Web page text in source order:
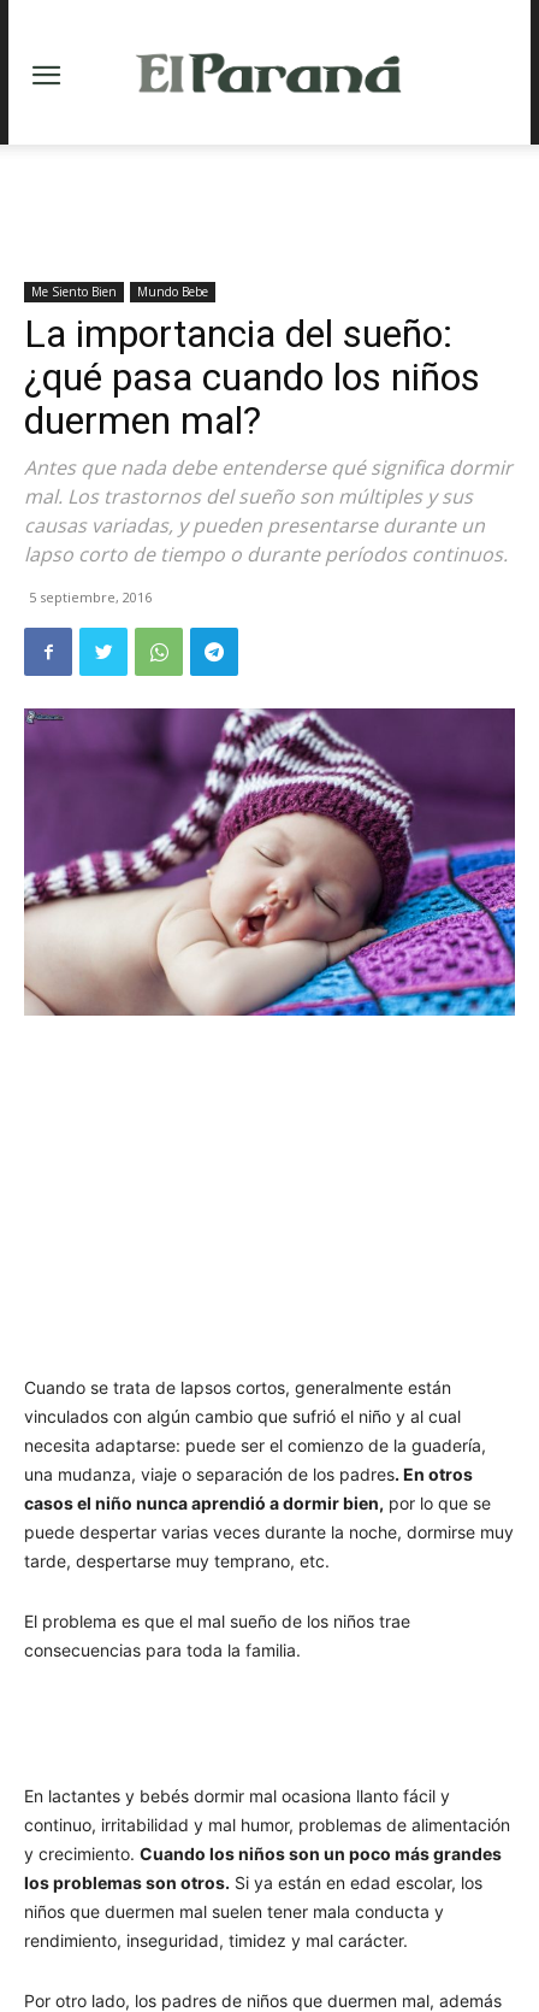
Me Siento Bien Mundo Bebe
La importancia del sueño:
¿qué pasa cuando los niños
duermen mal?
Antes que nada debe entenderse qué significa dormir
mal. Los trastornos del sueño son múltiples y sus
causas variadas, y pueden presentarse durante un
lapso corto de tiempo o durante períodos continuos.
5 septiembre, 2016
Cuando se trata de lapsos cortos, generalmente están
vinculados con algún cambio que sufrió el niño y al cual
necesita adaptarse: puede ser el comienzo de la guadería,
una mudanza, viaje o separación de los padres. En otros
casos el niño nunca aprendió a dormir bien, por lo que se
puede despertar varias veces durante la noche, dormirse muy
tarde, despertarse muy temprano, etc.
El problema es que el mal sueño de los niños trae
consecuencias para toda la familia.
En lactantes y bebés dormir mal ocasiona llanto fácil y
continuo, irritabilidad y mal humor, problemas de alimentación
y crecimiento. Cuando los niños son un poco más grandes
los problemas son otros. Si ya están en edad escolar, los
niños que duermen mal suelen tener mala conducta y
rendimiento, inseguridad, timidez y mal carácter.
Por otro lado, los padres de niños que duermen mal, además